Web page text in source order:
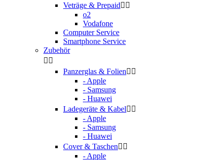
Veträge & Prepaid 
o2
Vodafone
Computer Service
Smartphone Service
Zubehör
 
Panzerglas & Folien 
- Apple
- Samsung
- Huawei
Ladegeräte & Kabel 
- Apple
- Samsung
- Huawei
Cover & Taschen 
- Apple